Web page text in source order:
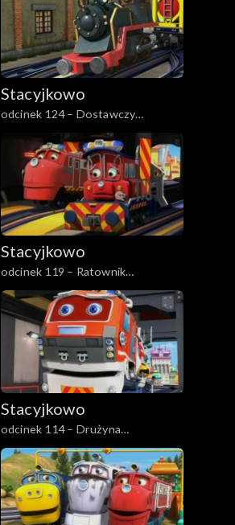
Stacyjkowo
odcinek 124 – Dostawczy
Stacyjkowo
odcinek 119 – Ratownik
pierwszego kontaktu
Stacyjkowo
odcinek 114 – Drużyna
Ciuchciaków